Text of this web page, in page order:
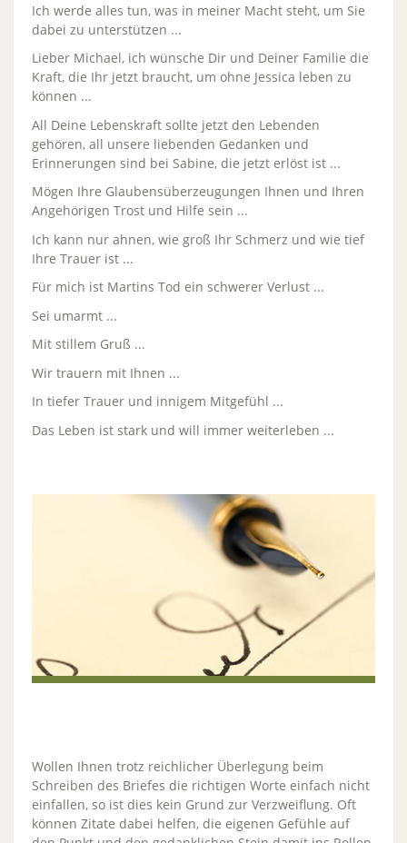
Ich werde alles tun, was in meiner Macht steht, um Sie
dabei zu unterstützen ...
Lieber Michael, ich wünsche Dir und Deiner Familie die
Kraft, die Ihr jetzt braucht, um ohne Jessica leben zu
können ...
All Deine Lebenskraft sollte jetzt den Lebenden
gehören, all unsere liebenden Gedanken und
Erinnerungen sind bei Sabine, die jetzt erlöst ist ...
Mögen Ihre Glaubensüberzeugungen Ihnen und Ihren
Angehörigen Trost und Hilfe sein ...
Ich kann nur ahnen, wie groß Ihr Schmerz und wie tief
Ihre Trauer ist ...
Für mich ist Martins Tod ein schwerer Verlust ...
Sei umarmt ...
Mit stillem Gruß ...
Wir trauern mit Ihnen ...
In tiefer Trauer und innigem Mitgefühl ...
Das Leben ist stark und will immer weiterleben ...
Wollen Ihnen trotz reichlicher Überlegung beim
Schreiben des Briefes die richtigen Worte einfach nicht
einfallen, so ist dies kein Grund zur Verzweiflung. Oft
können Zitate dabei helfen, die eigenen Gefühle auf